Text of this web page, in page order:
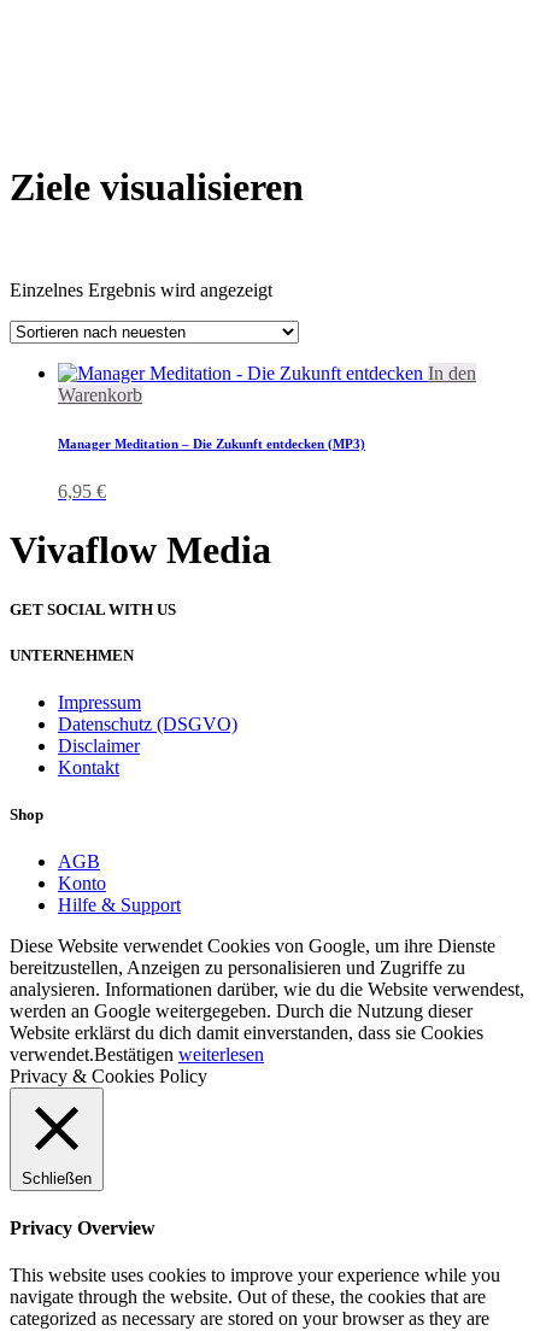
Ziele visualisieren
Einzelnes Ergebnis wird angezeigt
In den
Warenkorb
Manager Meditation – Die Zukunft entdecken (MP3)
6,95 €
Vivaflow Media
GET SOCIAL WITH US
UNTERNEHMEN
Impressum
Datenschutz (DSGVO)
Disclaimer
Kontakt
Shop
AGB
Konto
Hilfe & Support
Diese Website verwendet Cookies von Google, um ihre Dienste
bereitzustellen, Anzeigen zu personalisieren und Zugriffe zu
analysieren. Informationen darüber, wie du die Website verwendest,
werden an Google weitergegeben. Durch die Nutzung dieser
Website erklärst du dich damit einverstanden, dass sie Cookies
verwendet.Bestätigen weiterlesen
Privacy & Cookies Policy
Schließen
Privacy Overview
This website uses cookies to improve your experience while you
navigate through the website. Out of these, the cookies that are
categorized as necessary are stored on your browser as they are